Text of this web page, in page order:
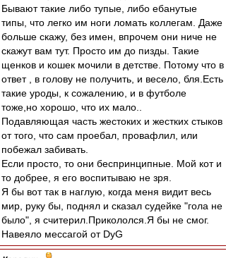
Бывают такие либо тупые, либо ебанутые
типы, что легко им ноги ломать коллегам. Даже
больше скажу, без имен, впрочем они ниче не
скажут вам тут. Просто им до пизды. Такие
щенков и кошек мочили в детстве. Потому что в
ответ , в голову не получить, и весело, бля.Есть
такие уроды, к сожалению, и в футболе
тоже,но хорошо, что их мало..
Подавляющая часть жестоких и жестких стыков
от того, что сам проебал, провафлил, или
побежал забивать.
Если просто, то они беспринципные. Мой кот и
то добрее, я его воспитываю не зря.
Я бы вот так в наглую, когда меня видит весь
мир, руку бы, поднял и сказал судейке "гола не
было", я считерил.Прикололся.Я бы не смог.
Навеяло мессагой от DyG